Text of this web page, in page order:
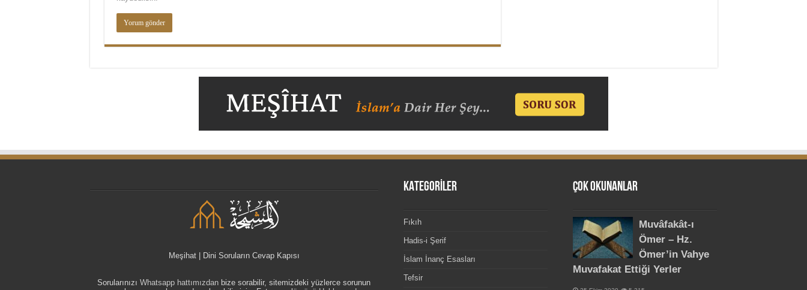
Meşihat | Dini Soruların Cevap Kapısı
SorularınızıWhatsapp hattımızdan bize sorabilir, sitemizdeki yüzlerce sorunun
KATEGORİLER
Fıkıh
Hadis-i Şerif
İslam İnanç Esasları
Tefsir
Çok Okunanlar
Muvâfakât-ı
Ömer – Hz.
Ömer’in Vahye
Muvafakat Ettiği Yerler